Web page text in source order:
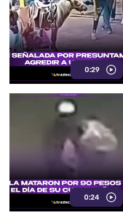
0:29
0:24